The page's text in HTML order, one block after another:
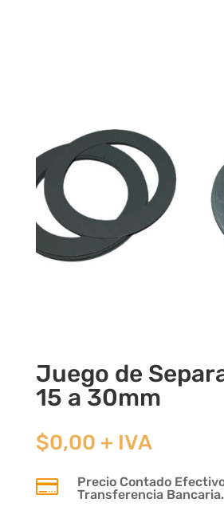
Juego de
15 a 30mm
$0,00 + IVA

Precio Contado
Transferencia Bancaria.